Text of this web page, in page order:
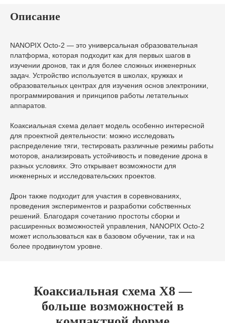
Описание
NANOPIX Octo-2 — это универсальная образовательная
платформа, которая подходит как для первых шагов в
изучении дронов, так и для более сложных инженерных
задач. Устройство используется в школах, кружках и
образовательных центрах для изучения основ электроники,
программирования и принципов работы летательных
аппаратов.
Коаксиальная схема делает модель особенно интересной
для проектной деятельности: можно исследовать
распределение тяги, тестировать различные режимы работы
моторов, анализировать устойчивость и поведение дрона в
разных условиях. Это открывает возможности для
инженерных и исследовательских проектов.
Дрон также подходит для участия в соревнованиях,
проведения экспериментов и разработки собственных
решений. Благодаря сочетанию простоты сборки и
расширенных возможностей управления, NANOPIX Octo-2
может использоваться как в базовом обучении, так и на
более продвинутом уровне.
Коаксиальная схема X8 —
больше возможностей в